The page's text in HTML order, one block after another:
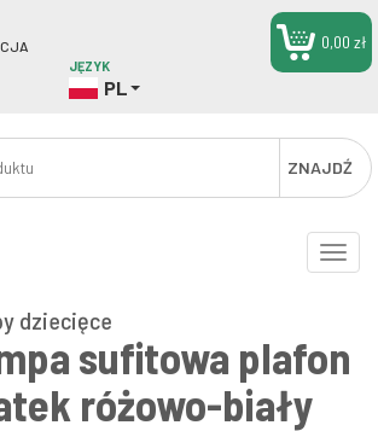
JĘZYK
PL
ZNAJDŹ
0,00 zł
Toggle
dziecięce
sufitowa plafon
różowo-biały